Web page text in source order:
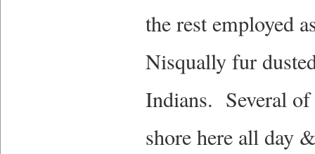
the rest employed
Nisqually fur
Indians. Several of
shore here all day